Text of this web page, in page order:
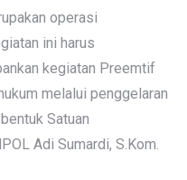
operasi
ini harus
kegiatan Preemtif
melalui penggelaran
Satuan
Adi Sumardi, S.Kom.